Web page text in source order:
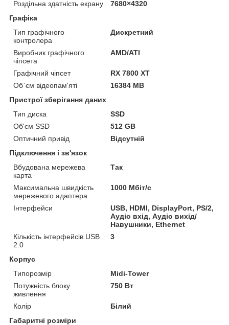
Роздільна здатність екрану
7680×4320
Графіка
Тип графічного
контролера
Дискретний
Виробник графічного
чіпсета
AMD/ATI
Графічний чіпсет
RX 7800 XT
Об`єм відеопам'яті
16384 MB
Пристрої зберігання даних
Тип диска
SSD
Об'єм SSD
512 GB
Оптичний привід
Відсутній
Підключення і зв'язок
Вбудована мережева
карта
Так
Максимальна швидкість
мережевого адаптера
1000 Мбіт/с
Інтерфейси
USB, HDMI, DisplayPort, PS/2,
Аудіо вхід, Аудіо вихід/
Навушники, Ethernet
Кількість інтерфейсів USB
2.0
3
Корпус
Типорозмір
Midi-Tower
Потужність блоку
живлення
750 Вт
Колір
Білий
Габаритні розміри